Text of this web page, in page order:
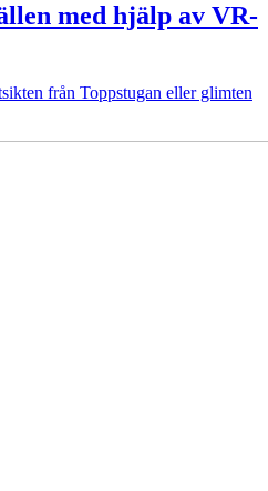
med hjälp av VR-
från Toppstugan eller glimten